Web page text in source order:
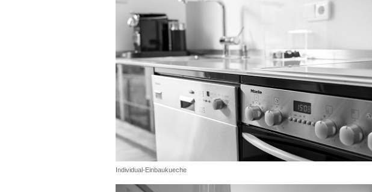
Individual-Einbaukueche